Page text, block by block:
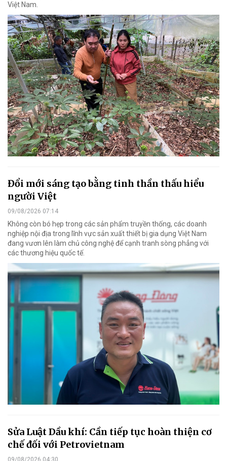
Việt Nam.
Đổi mới sáng tạo bằng tinh thần thấu hiểu
người Việt
09/08/2026 07:14
Không còn bó hẹp trong các sản phẩm truyền thống, các doanh
nghiệp nội địa trong lĩnh vực sản xuất thiết bị gia dụng Việt Nam
đang vươn lên làm chủ công nghệ để cạnh tranh sòng phẳng với
các thương hiệu quốc tế.
Sửa Luật Dầu khí: Cần tiếp tục hoàn thiện cơ
chế đối với Petrovietnam
09/08/2026 04:30